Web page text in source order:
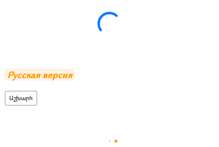
Русская версия
Աշխարհ